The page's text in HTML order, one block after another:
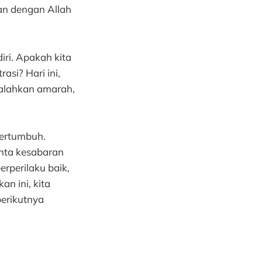
dengan Allah
Apakah kita
Hari ini,
amarah,
kesabaran
baik,
ini, kita